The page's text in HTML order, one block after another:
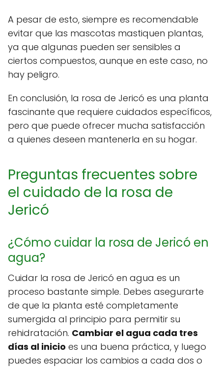
A pesar de esto, siempre es recomendable
evitar que las mascotas mastiquen plantas,
ya que algunas pueden ser sensibles a
ciertos compuestos, aunque en este caso, no
hay peligro.
En conclusión, la rosa de Jericó es una planta
fascinante que requiere cuidados específicos,
pero que puede ofrecer mucha satisfacción
a quienes deseen mantenerla en su hogar.
Preguntas frecuentes sobre
el cuidado de la rosa de
Jericó
¿Cómo cuidar la rosa de Jericó en
agua?
Cuidar la rosa de Jericó en agua es un
proceso bastante simple. Debes asegurarte
de que la planta esté completamente
sumergida al principio para permitir su
rehidratación. Cambiar el agua cada tres
días al inicio es una buena práctica, y luego
puedes espaciar los cambios a cada dos o